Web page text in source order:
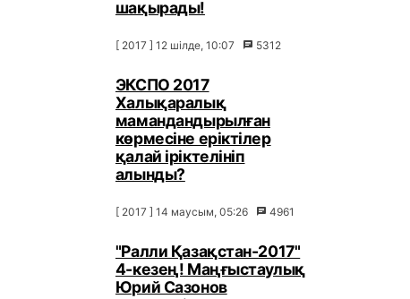
шақырады!
[ 2017 ] 12 шілде, 10:07 5312
ЭКСПО 2017
Халықаралық
мамандандырылған
көрмесіне еріктілер
қалай іріктелініп
алынды?
[ 2017 ] 14 маусым, 05:26 4961
"Ралли Қазақстан-2017"
4-кезең! Маңғыстаулық
Юрий Сазонов